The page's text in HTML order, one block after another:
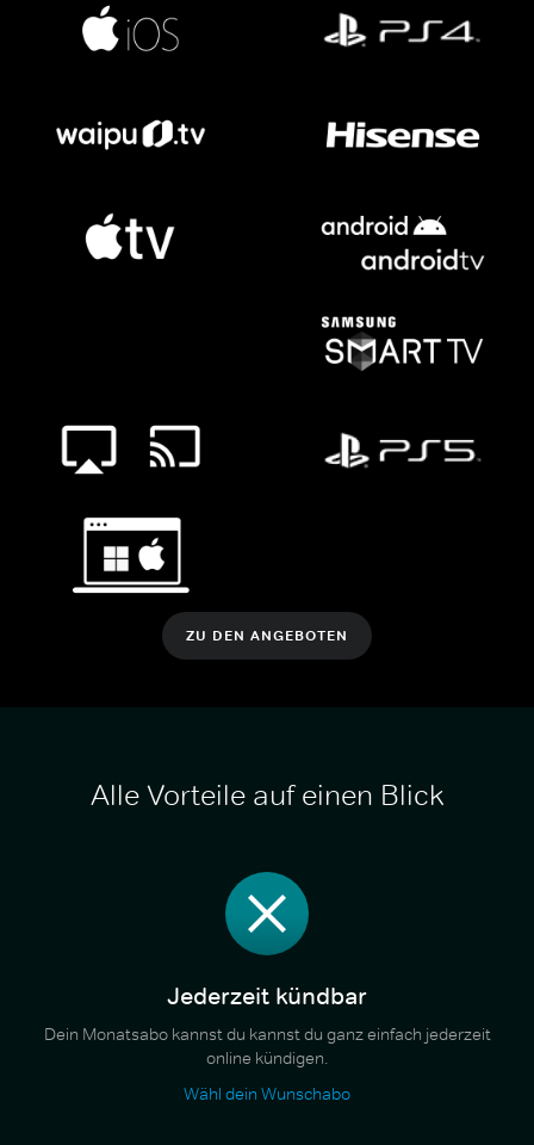
ZU DEN ANGEBOTEN
Alle Vorteile auf einen Blick
Jederzeit kündbar
Dein Monatsabo kannst du kannst du ganz einfach jederzeit
online kündigen.
Wähl dein Wunschabo